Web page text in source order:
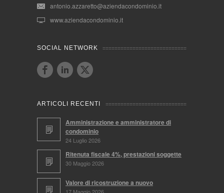
antonio.azzaretto@aziendacondominio.it
www.aziendacondominio.it
SOCIAL NETWORK
ARTICOLI RECENTI
Amministrazione e amministratore di
condominio
24 Luglio 2026
Ritenuta fiscale 4%, prestazioni soggette
30 Maggio 2026
Valore di ricostruzione a nuovo
17 Maggio 2026